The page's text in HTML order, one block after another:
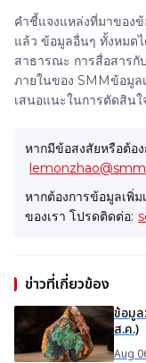
คำชี้แจงแหล่งที่มาของ
แล้ว ข้อมูลอื่นๆ ทั้งหมด
สาธารณะ การสื่อสารกั
ภายในของ SMMข้อมูล
เสนอแนะในการตัดสินใ
หากมีข้อสงสัยหรือต้อ
หากต้องการข้อมูลเพิ่ม
ของเรา โปรดติดต่อ:
ข่าวที่เกี่ยวข้อง
ข้อมูล
ส.ค.)
Aug